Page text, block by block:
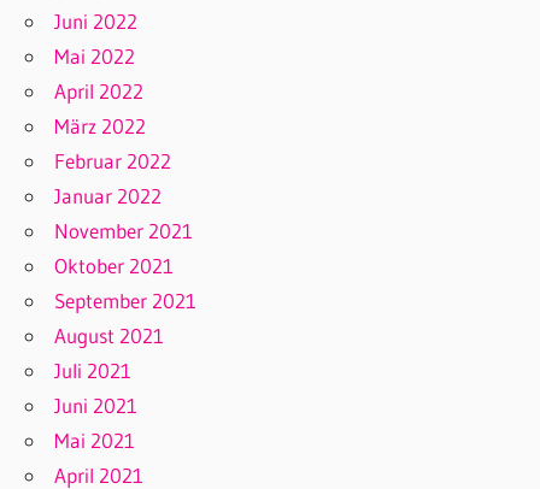
Juni 2022
Mai 2022
April 2022
März 2022
Februar 2022
Januar 2022
November 2021
Oktober 2021
September 2021
August 2021
Juli 2021
Juni 2021
Mai 2021
April 2021